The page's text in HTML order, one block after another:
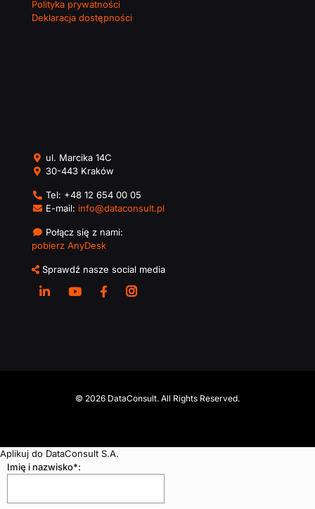
Polityka prywatności
Deklaracja dostępności
ul. Marcika 14C
30-443 Kraków
Tel: +48 12 654 00 05
E-mail: info@dataconsult.pl
Połącz się z nami:
pobierz AnyDesk
Sprawdź nasze social media
© 2026 DataConsult. All Rights Reserved.
Aplikuj do DataConsult S.A.
Imię i nazwisko*: